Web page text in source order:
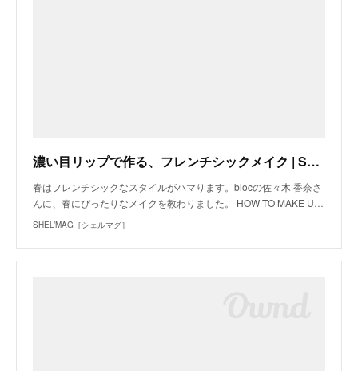
濃い目リップで作る、フレンチシックメイク | SHEL’MAG［シェルマグ］
春はフレンチシックなスタイルがハマります。blocの佐々木 香奈さ
んに、春にぴったりなメイクを教わりました。 HOW TO MAKE U…
SHEL’MAG［シェルマグ］